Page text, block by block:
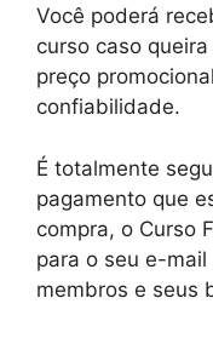
Você poderá
curso caso
preço
confiabilidade.
É totalmente
pagamento que
compra, o Curso
para o seu e-
membros e seus